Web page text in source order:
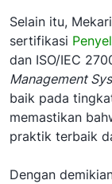
Selain itu,
sertifikasi
dan ISO/IEC
Management
baik pada
memastikan
praktik terbaik
Dengan